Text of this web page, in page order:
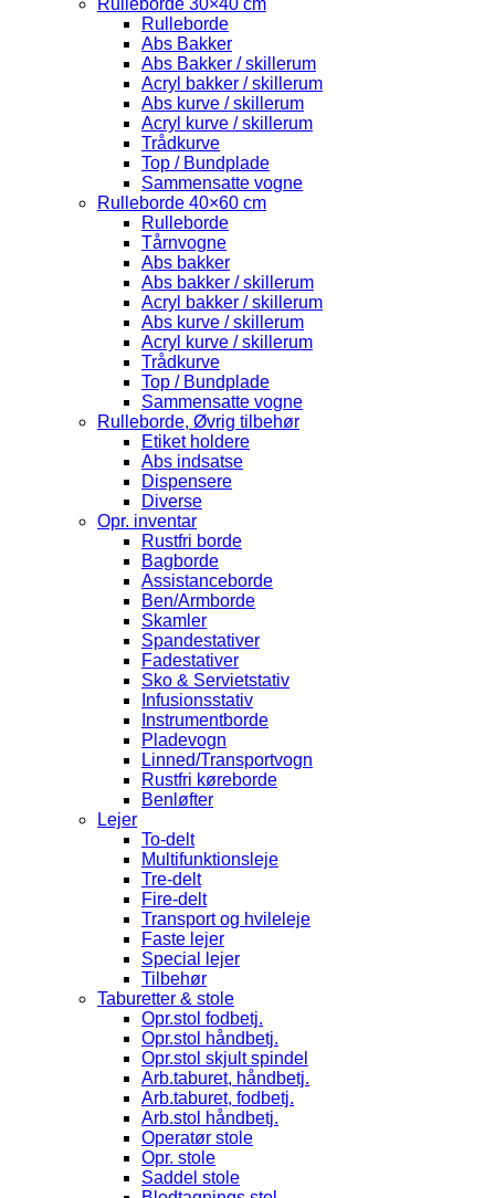
Rulleborde 30×40 cm
Rulleborde
Abs Bakker
Abs Bakker / skillerum
Acryl bakker / skillerum
Abs kurve / skillerum
Acryl kurve / skillerum
Trådkurve
Top / Bundplade
Sammensatte vogne
Rulleborde 40×60 cm
Rulleborde
Tårnvogne
Abs bakker
Abs bakker / skillerum
Acryl bakker / skillerum
Abs kurve / skillerum
Acryl kurve / skillerum
Trådkurve
Top / Bundplade
Sammensatte vogne
Rulleborde, Øvrig tilbehør
Etiket holdere
Abs indsatse
Dispensere
Diverse
Opr. inventar
Rustfri borde
Bagborde
Assistanceborde
Ben/Armborde
Skamler
Spandestativer
Fadestativer
Sko & Servietstativ
Infusionsstativ
Instrumentborde
Pladevogn
Linned/Transportvogn
Rustfri køreborde
Benløfter
Lejer
To-delt
Multifunktionsleje
Tre-delt
Fire-delt
Transport og hvileleje
Faste lejer
Special lejer
Tilbehør
Taburetter & stole
Opr.stol fodbetj.
Opr.stol håndbetj.
Opr.stol skjult spindel
Arb.taburet, håndbetj.
Arb.taburet, fodbetj.
Arb.stol håndbetj.
Operatør stole
Opr. stole
Saddel stole